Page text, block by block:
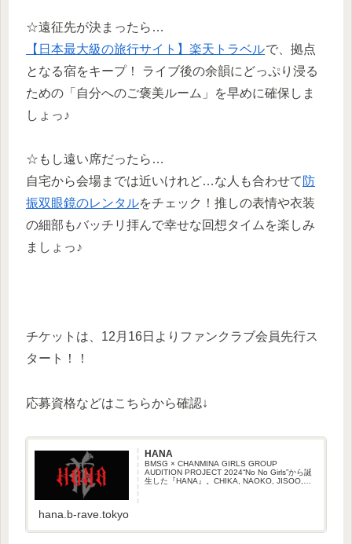
☆遠征先が決まったら…
【日本最大級の旅行サイト】楽天トラベルで、拠点
となる宿をキープ！ ライブ後の余韻にどっぷり浸る
ための「自分へのご褒美ルーム」を早めに確保しま
しょっ♪
☆もし遠い席だったら…
自宅から会場までは近いけれど…な人も合わせて 防
振双眼鏡のレンタルをチェック！推しの表情や衣装
の細部もバッチリ拝んで幸せな回想タイムを楽しみ
ましょっ♪
チケットは、12月16日よりファンクラブ会員先行ス
タート！！
応募資格などはこちらから確認↓
HANA
BMSG × CHANMINA GIRLS GROUP
AUDITION PROJECT 2024“No No Girls”から誕
生した『HANA』。CHIKA, NAOKO, JISOO,
hana.b-rave.tokyo